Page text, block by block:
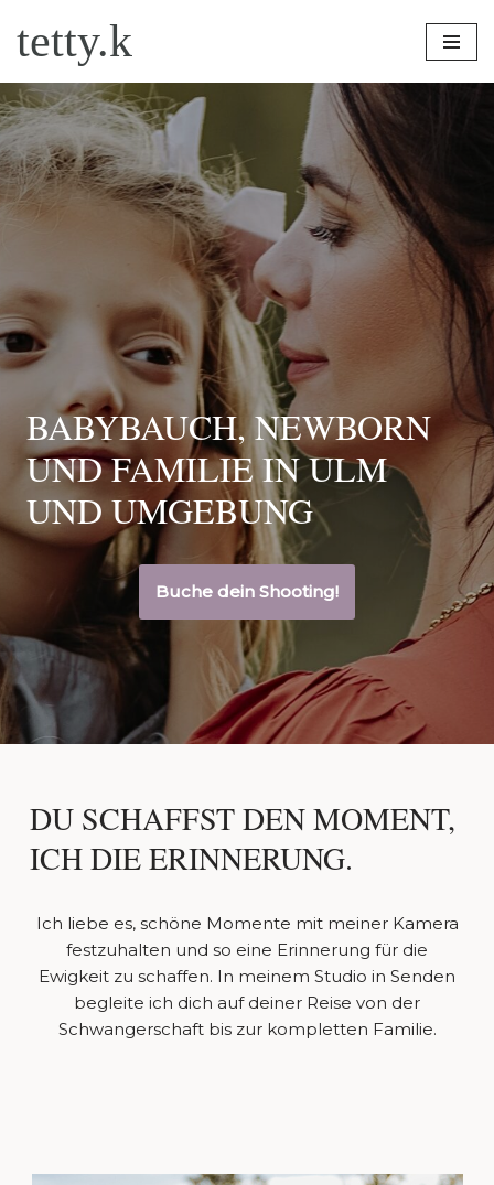
Zum
Inhalt
springen
tetty.k
BABYBAUCH, NEWBORN
UND FAMILIE IN ULM
UND UMGEBUNG
Buche dein Shooting!
DU SCHAFFST DEN MOMENT,
ICH DIE ERINNERUNG.
Ich liebe es, schöne Momente mit meiner Kamera
festzuhalten und so eine Erinnerung für die
Ewigkeit zu schaffen. In meinem Studio in Senden
begleite ich dich auf deiner Reise von der
Schwangerschaft bis zur kompletten Familie.